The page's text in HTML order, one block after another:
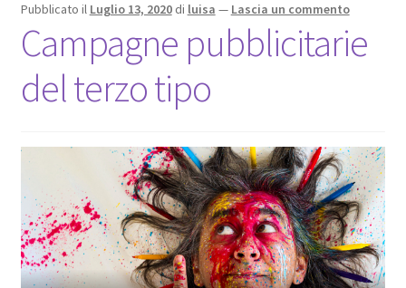
Pubblicato il Luglio 13, 2020 di luisa — Lascia un commento
Campagne pubblicitarie
del terzo tipo